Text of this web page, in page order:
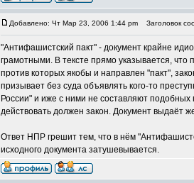
Добавлено: Чт Мар 23, 2006 1:44 pm Заголовок
"Антифашистский пакт" - документ крайне
грамотными. В тексте прямо указывается,
против которых якобы и направлен "пакт",
призывает без суда объявлять кого-то
России" и иже с ними не составляют подобных
действовать должен закон. Документ выдаёт
Ответ НПР грешит тем, что в нём
исходного документа затушевывается.